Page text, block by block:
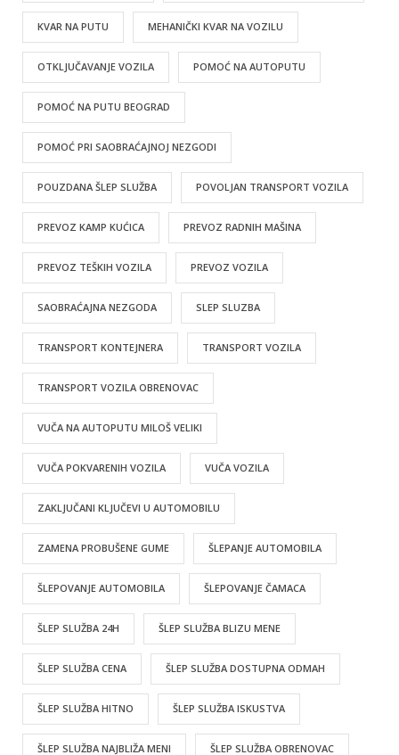
KVAR NA PUTU MEHANIČKI KVAR NA VOZILU
OTKLJUČAVANJE VOZILA POMOĆ NA AUTOPUTU
POMOĆ NA PUTU BEOGRAD
POMOĆ PRI SAOBRAĆAJNOJ NEZGODI
POUZDANA ŠLEP SLUŽBA POVOLJAN TRANSPORT VOZILA
PREVOZ KAMP KUĆICA PREVOZ RADNIH MAŠINA
PREVOZ TEŠKIH VOZILA PREVOZ VOZILA
SAOBRAĆAJNA NEZGODA SLEP SLUZBA
TRANSPORT KONTEJNERA TRANSPORT VOZILA
TRANSPORT VOZILA OBRENOVAC
VUČA NA AUTOPUTU MILOŠ VELIKI
VUČA POKVARENIH VOZILA VUČA VOZILA
ZAKLJUČANI KLJUČEVI U AUTOMOBILU
ZAMENA PROBUŠENE GUME ŠLEPANJE AUTOMOBILA
ŠLEPOVANJE AUTOMOBILA ŠLEPOVANJE ČAMACA
ŠLEP SLUŽBA 24H ŠLEP SLUŽBA BLIZU MENE
ŠLEP SLUŽBA CENA ŠLEP SLUŽBA DOSTUPNA ODMAH
ŠLEP SLUŽBA HITNO ŠLEP SLUŽBA ISKUSTVA
ŠLEP SLUŽBA NAJBLIŽA MENI ŠLEP SLUŽBA OBRENOVAC